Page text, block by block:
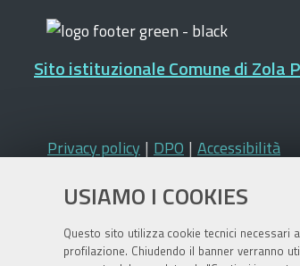
USIAMO I COOKIES
Questo sito utilizza cookie tecnici necessari
profilazione. Chiudendo il banner verranno
Sito istituzionale Comune di Zola
Privacy policy | DPO | Accessibilità